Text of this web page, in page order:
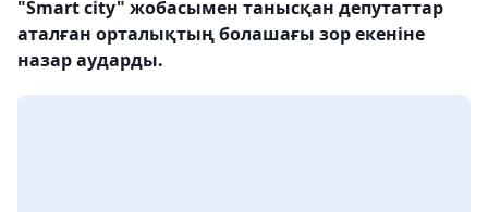
"Smart city" жобасымен танысқан депутаттар
аталған орталықтың болашағы зор екеніне
назар аударды.